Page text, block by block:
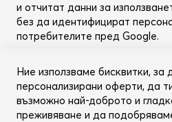
Влез с
и отчитат данни за
без да идентифицират
потребителите пред Google.
Ние използваме бисквитки, за
персонализирани оферти, да
възможно най-доброто и
преживяване и да